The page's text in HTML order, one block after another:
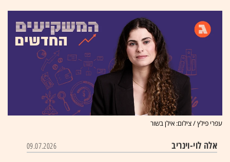
עפרי פילץ / צילום: אילן בשור
אלה לוי-וינריב 09.07.2026